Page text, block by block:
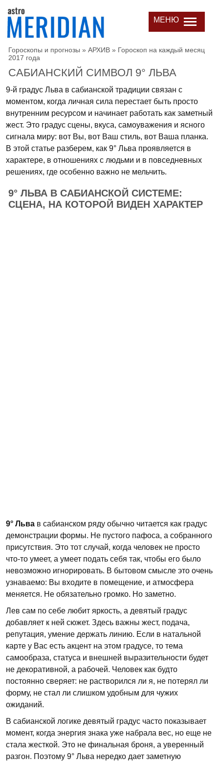
МЕНЮ
Гороскопы и прогнозы » АРХИВ » Гороскоп на каждый месяц
2017 года
САБИАНСКИЙ СИМВОЛ 9° ЛЬВА
9-й градус Льва в сабианской традиции связан с
моментом, когда личная сила перестает быть просто
внутренним ресурсом и начинает работать как заметный
жест. Это градус сцены, вкуса, самоуважения и ясного
сигнала миру: вот Вы, вот Ваш стиль, вот Ваша планка.
В этой статье разберем, как 9° Льва проявляется в
характере, в отношениях с людьми и в повседневных
решениях, где особенно важно не мельчить.
9° ЛЬВА В САБИАНСКОЙ СИСТЕМЕ:
СЦЕНА, НА КОТОРОЙ ВИДЕН ХАРАКТЕР
9° Льва в сабианском ряду обычно читается как градус
демонстрации формы. Не пустого пафоса, а собранного
присутствия. Это тот случай, когда человек не просто
что-то умеет, а умеет подать себя так, чтобы его было
невозможно игнорировать. В бытовом смысле это очень
узнаваемо: Вы входите в помещение, и атмосфера
меняется. Не обязательно громко. Но заметно.
Лев сам по себе любит яркость, а девятый градус
добавляет к ней сюжет. Здесь важны жест, подача,
репутация, умение держать линию. Если в натальной
карте у Вас есть акцент на этом градусе, то тема
самообраза, статуса и внешней выразительности будет
не декоративной, а рабочей. Человек как будто
постоянно сверяет: не растворился ли я, не потерял ли
форму, не стал ли слишком удобным для чужих
ожиданий.
В сабианской логике девятый градус часто показывает
момент, когда энергия знака уже набрала вес, но еще не
стала жесткой. Это не финальная броня, а уверенный
разгон. Поэтому 9° Льва нередко дает заметную